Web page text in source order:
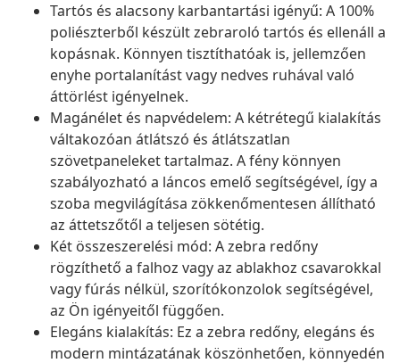
Tartós és alacsony karbantartási igényű: A 100%
poliészterből készült zebraroló tartós és ellenáll a
kopásnak. Könnyen tisztíthatóak is, jellemzően
enyhe portalanítást vagy nedves ruhával való
áttörlést igényelnek.
Magánélet és napvédelem: A kétrétegű kialakítás
váltakozóan átlátszó és átlátszatlan
szövetpaneleket tartalmaz. A fény könnyen
szabályozható a láncos emelő segítségével, így a
szoba megvilágítása zökkenőmentesen állítható
az áttetszőtől a teljesen sötétig.
Két összeszerelési mód: A zebra redőny
rögzíthető a falhoz vagy az ablakhoz csavarokkal
vagy fúrás nélkül, szorítókonzolok segítségével,
az Ön igényeitől függően.
Elegáns kialakítás: Ez a zebra redőny, elegáns és
modern mintázatának köszönhetően, könnyedén